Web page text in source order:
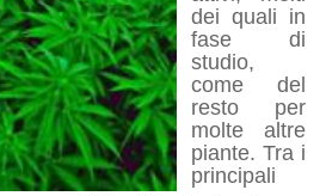
dei quali in
fase di
studio,
come del
resto per
molte altre
piante. Tra i
principali